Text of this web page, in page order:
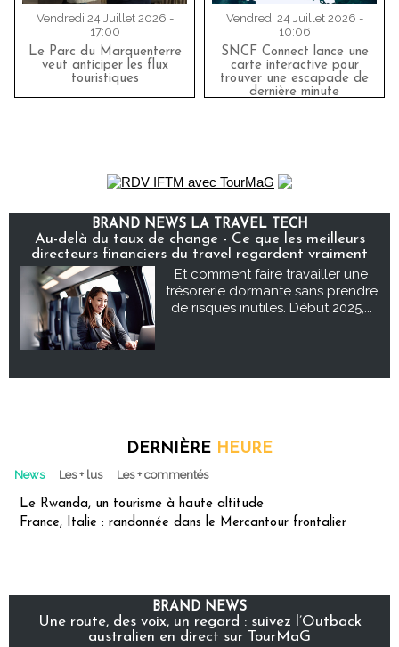
Vendredi 24 Juillet 2026 -
17:00
Le Parc du Marquenterre
veut anticiper les flux
touristiques
Vendredi 24 Juillet 2026 -
10:06
SNCF Connect lance une
carte interactive pour
trouver une escapade de
dernière minute
BRAND NEWS LA TRAVEL TECH
Au-delà du taux de change - Ce que les meilleurs
directeurs financiers du travel regardent vraiment
Et comment faire travailler une
trésorerie dormante sans prendre
de risques inutiles. Début 2025,...
DERNIÈRE HEURE
News Les + lus Les + commentés
Le Rwanda, un tourisme à haute altitude
France, Italie : randonnée dans le Mercantour frontalier
BRAND NEWS
Une route, des voix, un regard : suivez l’Outback
australien en direct sur TourMaG